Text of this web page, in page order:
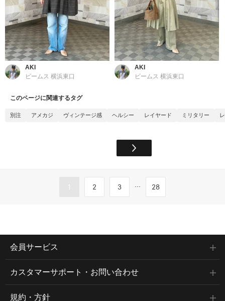
AKI
ビームス 横浜東口
AKI
ビームス 横浜東口
このページに関連するタグ
別注 アメカジ ヴィンテージ感 ヘルシー レイヤード ミリタリー
1 2 3 ... 28
会員サービス
カスタマーサポート・お問い合わせ
規約・方針